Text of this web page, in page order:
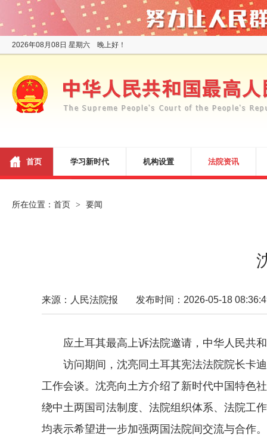
2026年08月08日 星期六 晚上好！
首页 学习新时代 机构设置 法院资讯
所在位置： 首页 > 要闻
来源：人民法院报 发布时间：2026-05-18
应土耳其最高上诉法院邀请，中华人民共和
访问期间，沈亮同土耳其宪法法院院长卡迪
工作会谈。沈亮向土方介绍了新时代中国特色
绕中土两国司法制度、法院组织体系、法院工
均表示希望进一步加强两国法院间交流与合作。